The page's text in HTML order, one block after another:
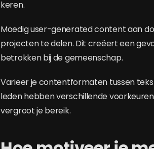
keren.
Moedig user-generated content aan
projecten te delen. Dit creëert een
betrokken bij de gemeenschap.
Varieer je contentformaten tussen
leden hebben verschillende
vergroot je bereik.